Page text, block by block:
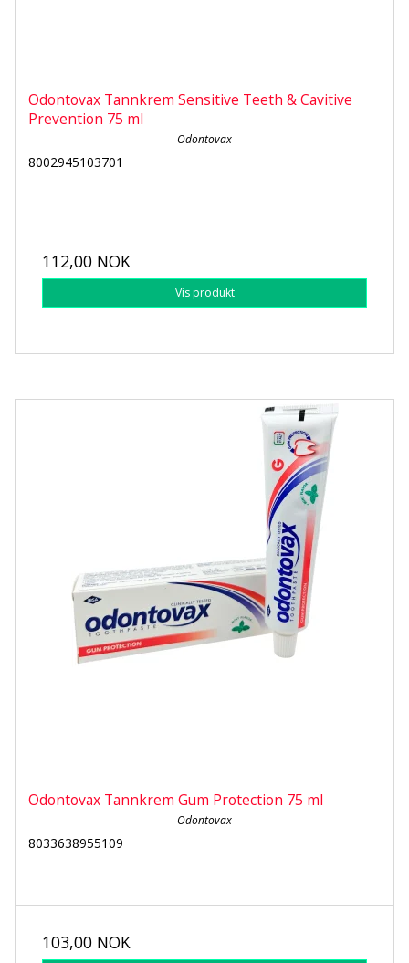
Odontovax Tannkrem Sensitive Teeth & Cavitive
Prevention 75 ml
Odontovax
8002945103701
112,00 NOK
Vis produkt
Odontovax Tannkrem Gum Protection 75 ml
Odontovax
8033638955109
103,00 NOK